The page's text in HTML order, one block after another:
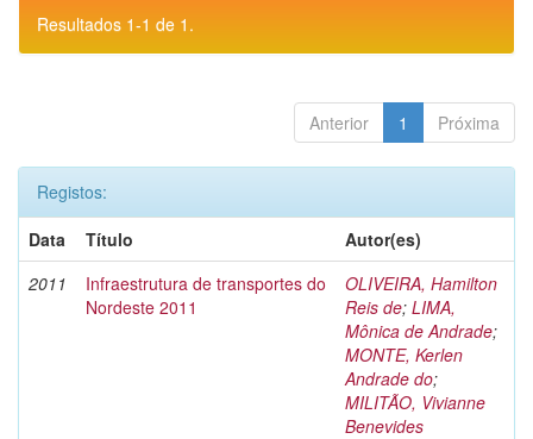
Resultados 1-1 de 1.
Anterior 1 Próxima
Registos:
Data
Título
Autor(es)
2011
Infraestrutura de transportes do
Nordeste 2011
OLIVEIRA, Hamilton
Reis de; LIMA,
Mônica de Andrade;
MONTE, Kerlen
Andrade do;
MILITÃO, Vivianne
Benevides